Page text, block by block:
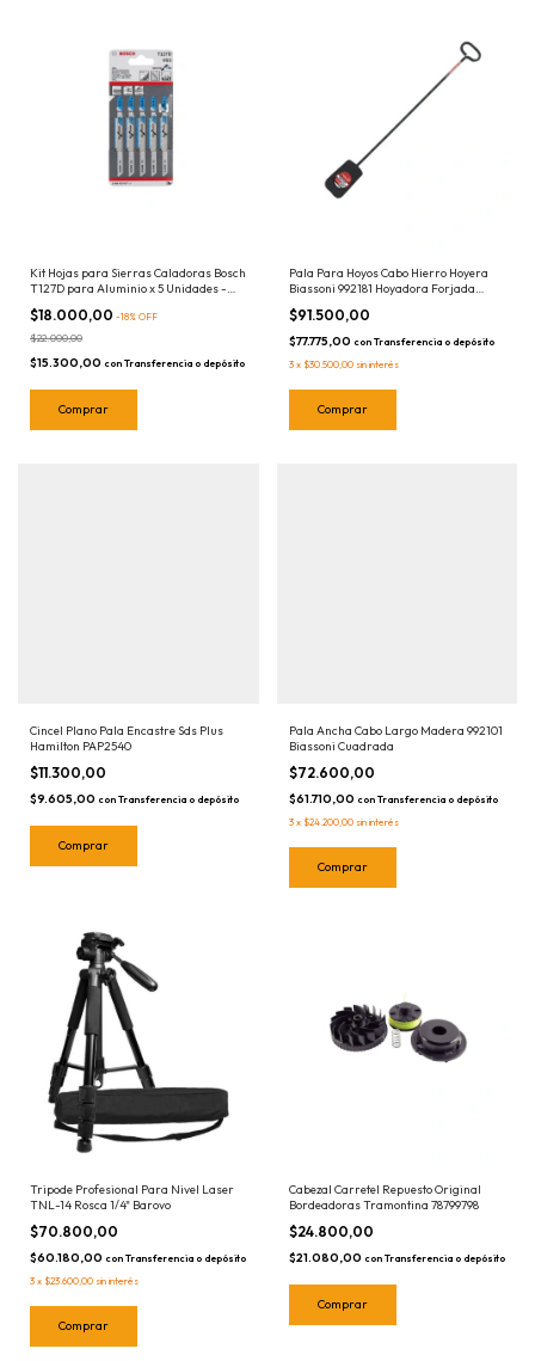
Kit Hojas para Sierras Caladoras Bosch
T127D para Aluminio x 5 Unidades -
Encastre T
$18.000,00 -18% OFF
$22.000,00
$15.300,00 con Transferencia o depósito
Pala Para Hoyos Cabo Hierro Hoyera
Biassoni 992181 Hoyadora Forjada
1.50mts
$91.500,00
$77.775,00 con Transferencia o depósito
3 x $30.500,00 sin interés
Cincel Plano Pala Encastre Sds Plus
Hamilton PAP2540
$11.300,00
$9.605,00 con Transferencia o depósito
Pala Ancha Cabo Largo Madera 992101
Biassoni Cuadrada
$72.600,00
$61.710,00 con Transferencia o depósito
3 x $24.200,00 sin interés
Tripode Profesional Para Nivel Laser
TNL-14 Rosca 1/4" Barovo
$70.800,00
$60.180,00 con Transferencia o depósito
3 x $23.600,00 sin interés
Cabezal Carretel Repuesto Original
Bordeadoras Tramontina 78799798
$24.800,00
$21.080,00 con Transferencia o depósito